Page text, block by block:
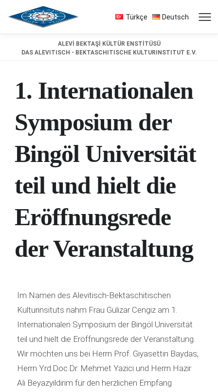
Türkçe Deutsch
ALEVİ BEKTAŞİ KÜLTÜR ENSTİTÜSÜ
DAS ALEVITISCH - BEKTASCHITISCHE KULTURINSTITUT E.V.
1. Internationalen
Symposium der
Bingöl Universität
teil und hielt die
Eröffnungsrede
der Veranstaltung
Im Namen des Alevitisch-Bektaschitischen
Kulturinsituts nahm Frau Gülizar Cengiz am 1.
Internationalen Symposium der Bingöl Universität
teil und hielt die Eröffnungsrede der Veranstaltung.
Wir möchten uns bei Herrn Prof. Giyasettin Baydas,
Herrn Yrd.Doc.Dr. Mehmet Yazici und Herrn Hazir
Ali Beyazyildirim für den herzlichen Empfang